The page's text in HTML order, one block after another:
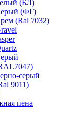
(БЛ)
(ФГ)
(Ral 7032)
серый
9011)
пена